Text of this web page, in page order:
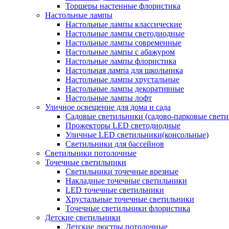
Торшеры настенные флористика
Настольные лампы
Настольные лампы классические
Настольные лампы светодиодные
Настольные лампы современные
Настольные лампы с абажуром
Настольные лампы флористика
Настольная лампа для школьника
Настольные лампы хрустальные
Настольные лампы декоративные
Настольные лампы лофт
Уличное освещение для дома и сада
Садовые светильники (садово-парковые
Прожекторы LED светодиодные
Уличные LED светильники(консольные)
Светильники для бассейнов
Светильники потолочные
Точечные светильники
Светильники точечные врезные
Накладные точечные светильники
LED точечные светильники
Хрустальные точечные светильники
Точечные светильники флористика
Детские светильники
Детские люстры потолочные